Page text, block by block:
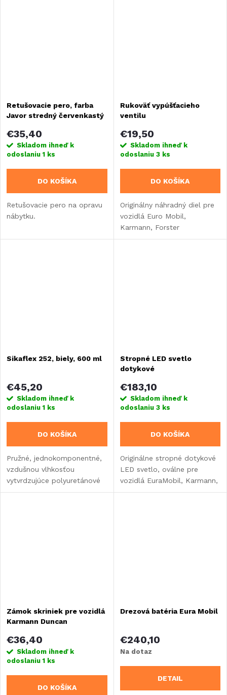
Retušovacie pero, farba
Javor stredný červenkastý
€35,40
Skladom ihneď k
odoslaniu1 ks
DO KOŠÍKA
Retušovacie pero na opravu
nábytku.
Rukoväť vypúšťacieho
ventilu
€19,50
Skladom ihneď k
odoslaniu 3 ks
DO KOŠÍKA
Originálny náhradný diel pre
vozidlá Euro Mobil,
Karmann, Forster
Sikaflex 252, biely, 600 ml
€45,20
Skladom ihneď k
odoslaniu1 ks
DO KOŠÍKA
Pružné, jednokomponentné,
vzdušnou vlhkosťou
vytvrdzujúce polyuretánové
lepidlo
Stropné LED svetlo
dotykové
€183,10
Skladom ihneď k
odoslaniu 3 ks
DO KOŠÍKA
Originálne stropné dotykové
LED svetlo, oválne pre
vozidlá EuraMobil, Karmann,
Forster
Zámok skriniek pre vozidlá
Karmann Duncan
€36,40
Skladom ihneď k
odoslaniu1 ks
DO KOŠÍKA
Drezová batéria Eura Mobil
€240,10
Na dotaz
DETAIL